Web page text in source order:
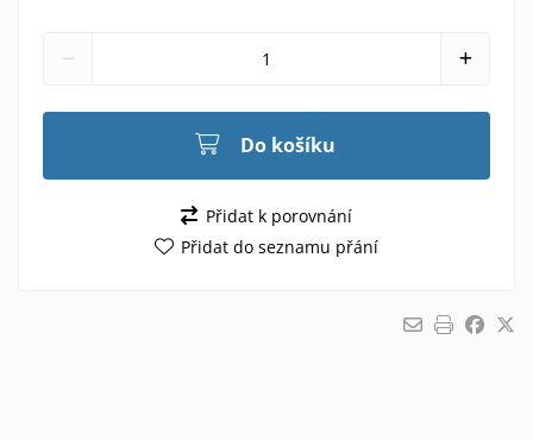
Do košíku
Přidat k porovnání
Přidat do seznamu přání